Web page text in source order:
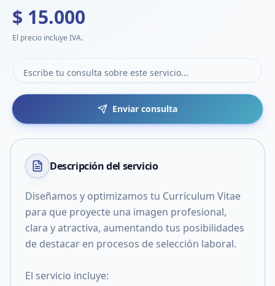
$ 15.000
El precio incluye IVA.
Enviar consulta
Descripción del servicio
Diseñamos y optimizamos tu Currículum Vitae
para que proyecte una imagen profesional,
clara y atractiva, aumentando tus posibilidades
de destacar en procesos de selección laboral.
El servicio incluye: